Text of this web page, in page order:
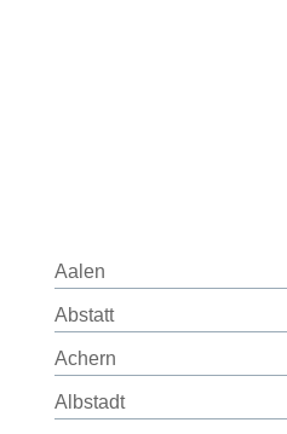
Aalen
Abstatt
Achern
Albstadt